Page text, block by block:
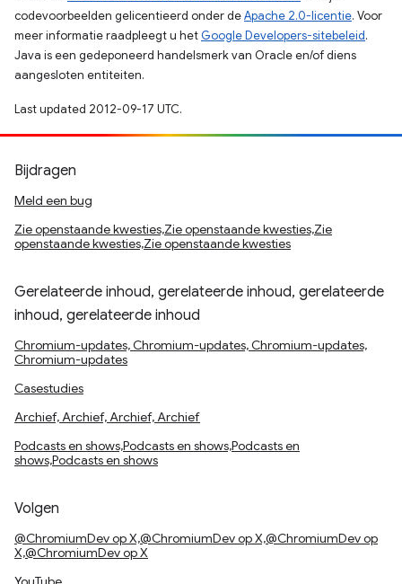
codevoorbeelden gelicentieerd onder deApache 2.0-licentie. Voor
meer informatie raadpleegt u het Google Developers-sitebeleid.
Java is een gedeponeerd handelsmerk van Oracle en/of diens
aangesloten entiteiten.
Last updated 2012-09-17 UTC.
Bijdragen
Meld een bug
Zie openstaande kwesties,Zie openstaande kwesties,Zie
openstaande kwesties,Zie openstaande kwesties
Gerelateerde inhoud, gerelateerde inhoud, gerelateerde
inhoud, gerelateerde inhoud
Chromium-updates, Chromium-updates, Chromium-updates,
Chromium-updates
Casestudies
Archief, Archief, Archief, Archief
Podcasts en shows,Podcasts en shows,Podcasts en
shows,Podcasts en shows
Volgen
@ChromiumDev op X,@ChromiumDev op X,@ChromiumDev op
X,@ChromiumDev op X